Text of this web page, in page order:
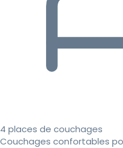
4 places de couchages
Couchages confortables